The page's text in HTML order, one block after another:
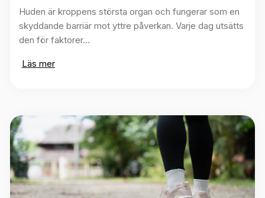
Huden är kroppens största organ och fungerar som en
skyddande barriär mot yttre påverkan. Varje dag utsätts
den för faktorer…
Läs mer